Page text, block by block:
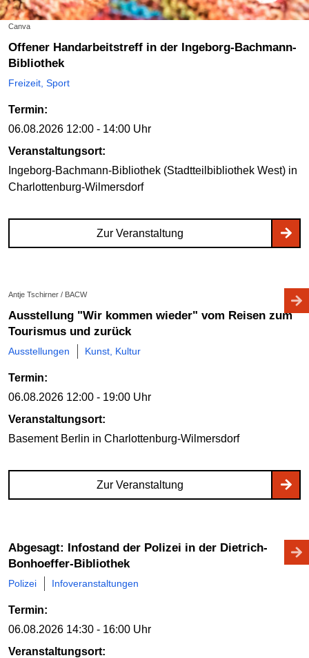
Canva
Offener Handarbeitstreff in der Ingeborg-Bachmann-
Bibliothek
Freizeit, Sport
Termin:
06.08.2026 12:00 - 14:00 Uhr
Veranstaltungsort:
Ingeborg-Bachmann-Bibliothek (Stadtteilbibliothek West) in
Charlottenburg-Wilmersdorf
Zur Veranstaltung
Antje Tschirner / BACW
Ausstellung "Wir kommen wieder" vom Reisen zum
Tourismus und zurück
Ausstellungen Kunst, Kultur
Termin:
06.08.2026 12:00 - 19:00 Uhr
Veranstaltungsort:
Basement Berlin in Charlottenburg-Wilmersdorf
Zur Veranstaltung
Abgesagt: Infostand der Polizei in der Dietrich-
Bonhoeffer-Bibliothek
Polizei Infoveranstaltungen
Termin:
06.08.2026 14:30 - 16:00 Uhr
Veranstaltungsort: